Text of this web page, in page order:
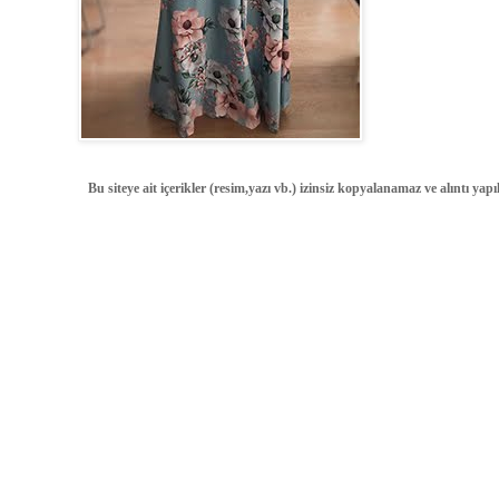
Bu siteye ait içerikler (resim,yazı vb.) izinsiz kopyalanamaz ve alıntı